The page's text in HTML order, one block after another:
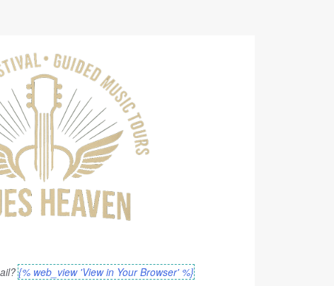
{% web_view 'View in Your Browser' %}